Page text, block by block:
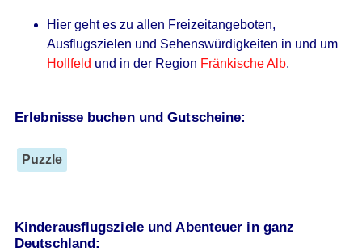
Hier geht es zu allen Freizeitangeboten,
Ausflugszielen und Sehenswürdigkeiten in und um
Hollfeld und in der Region Fränkische Alb.
Erlebnisse buchen und Gutscheine:
Puzzle
Kinderausflugsziele und Abenteuer in ganz
Deutschland: